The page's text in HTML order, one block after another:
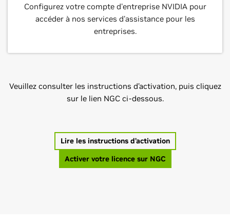
Configurez votre compte d'entreprise NVIDIA pour
accéder à nos services d'assistance pour les
entreprises.
Veuillez consulter les instructions d’activation, puis cliquez
sur le lien NGC ci-dessous.
Lire les instructions d’activation
Activer votre licence sur NGC